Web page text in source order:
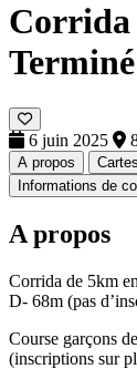
Corrida
Terminé
6 juin 2025
A propos Cartes
Informations de
A propos
Corrida de 5km
D- 68m (pas
Course garçons
(inscriptions sur